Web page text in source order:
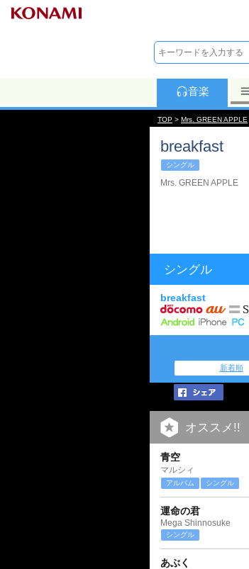
音楽
TOP > Mrs. GREEN APPLE
breakfast
シングル
Mrs. GREEN APPLE
シングル
breakfast
新着順
オススメ!!
青空
マルシィ
アルバム シングル
運命の君
Mega Shinnosuke
シングル
あぶく